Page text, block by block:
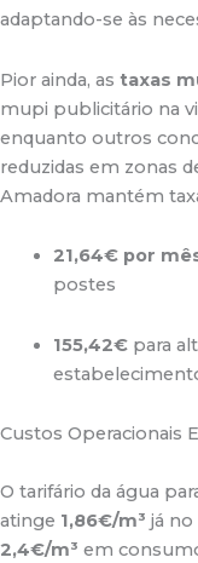
adaptando-se às
Pior ainda, as taxas
mupi publicitário na
enquanto outros
reduzidas em zonas
Amadora mantém
21,64€ por
postes
155,42€para
Custos Operacionais
O tarifário da água
atinge 1,86€/m³ já
2,4€/m³ em